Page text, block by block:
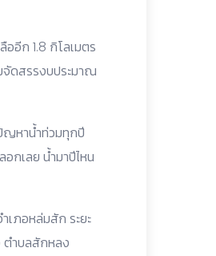
ออีก 1.8 กิโลเมตร
จัดสรรงบประมาณ
ญหาน้ำท่วมทุกปี
กเลย น้ำมาปีไหน
ภอหล่มสัก ระยะ
ตำบลสักหลง